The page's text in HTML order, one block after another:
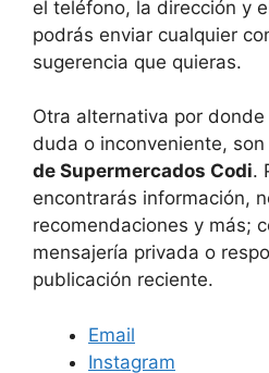
el teléfono, la dirección y
podrás enviar cualquier
sugerencia que quieras.
Otra alternativa por
duda o inconveniente, son
de Supermercados Codi.
encontrarás información,
recomendaciones y más;
mensajería privada o
publicación reciente.
Email
Instagram